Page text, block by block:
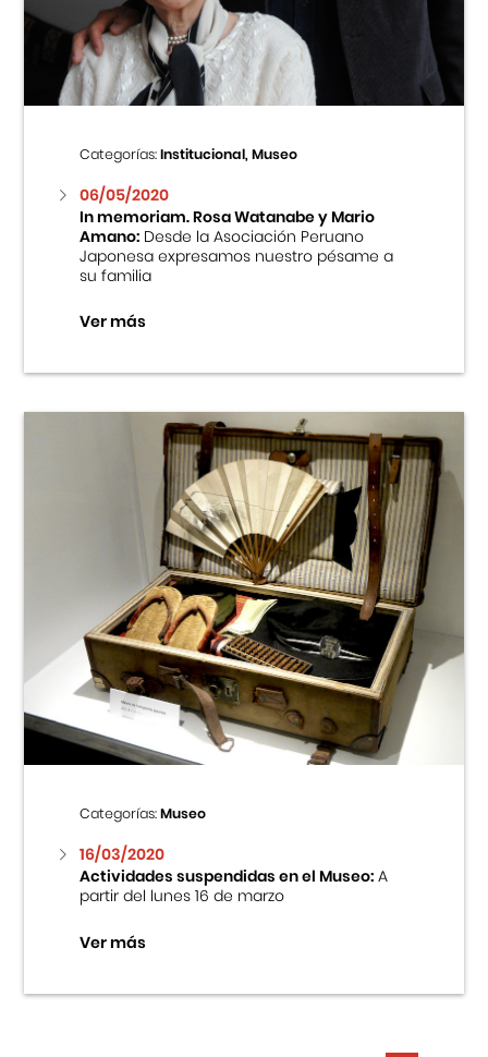
Centro Cultural Peruano Japonés
Cursos
Museo de la Inmigración Japonesa
Fondo Editorial
Teatro Peruano Japonés
Categorías:Institucional, Museo
06/05/2020
In memoriam. Rosa Watanabe y Mario
Amano:Desde la Asociación Peruano
Japonesa expresamos nuestro pésame a
su familia
Ver más
Categorías:Museo
16/03/2020
Actividades suspendidas en el Museo:A
partir del lunes 16 de marzo
Ver más